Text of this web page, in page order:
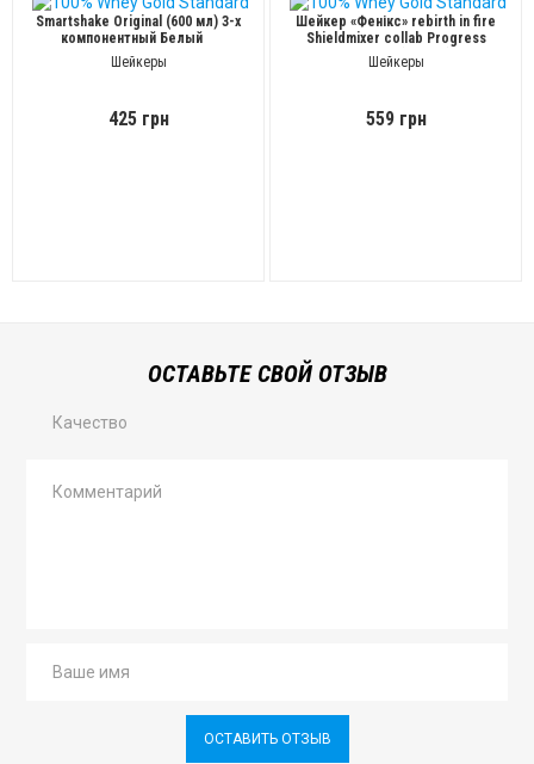
Smartshake Original (600 мл) 3-х
компонентный Белый
Шейкеры
425 грн
Шейкер «Фенікс» rebirth in fire
Shieldmixer collab Progress
Nutrition (700 мл)
Шейкеры
559 грн
ОСТАВЬТЕ СВОЙ ОТЗЫВ
Качество
ОСТАВИТЬ ОТЗЫВ